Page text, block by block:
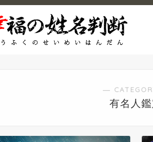
―
有名人鑑